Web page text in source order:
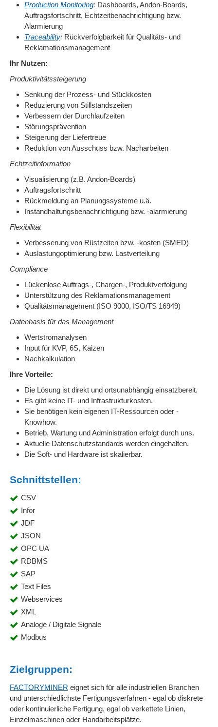
Production Monitoring: Dashboards, Andon-Boards,
Auftragsfortschritt, Echtzeitbenachrichtigung bzw.
Alarmierung
Traceability: Rückverfolgbarkeit für Qualitäts- und
Reklamationsmanagement
Ihr Nutzen:
Produktivitätssteigerung
Senkung der Prozess- und Stückkosten
Reduzierung von Stillstandszeiten
Verbessern der Durchlaufzeiten
Störungsprävention
Steigerung der Liefertreue
Reduktion von Ausschuss bzw. Nacharbeiten
Echtzeitinformation
Visualisierung (z.B. Andon-Boards)
Auftragsfortschritt
Rückmeldung an Planungssysteme u.ä.
Instandhaltungsbenachrichtigung bzw. -alarmierung
Flexibilität
Verbesserung von Rüstzeiten bzw. -kosten (SMED)
Auslastungoptimierung bzw. Lastverteilung
Compliance
Lückenlose Auftrags-, Chargen-, Produktverfolgung
Unterstützung des Reklamationsmanagement
Qualitätsmanagement (ISO 9000, ISO/TS 16949)
Datenbasis für das Management
Wertstromanalysen
Input für KVP, 6S, Kaizen
Nachkalkulation
Ihre Vorteile:
Die Lösung ist direkt und ortsunabhängig einsatzbereit.
Es gibt keine IT- und Infrastrukturkosten.
Sie benötigen kein eigenen IT-Ressourcen oder -
Knowhow.
Betrieb, Wartung und Administration erfolgt durch uns.
Aktuelle Datenschutzstandards werden eingehalten.
Die Soft- und Hardware ist skalierbar.
Schnittstellen:
CSV
Infor
JDF
JSON
OPC UA
RDBMS
SAP
Text Files
Webservices
XML
Analoge / Digitale Signale
Modbus
Zielgruppen:
FACTORYMINER eignet sich für alle industriellen Branchen
und unterschiedlichste Fertigungsverfahren - egal ob diskrete
oder kontinuierliche Fertigung, egal ob verkettete Linien,
Einzelmaschinen oder Handarbeitsplätze.